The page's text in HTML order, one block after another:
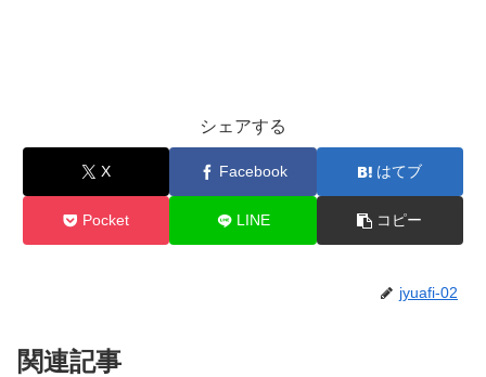
シェアする
X Facebook はてブ
Pocket LINE コピー
jyuafi-02
関連記事